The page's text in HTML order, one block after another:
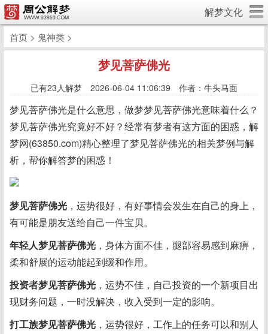
解梦文化
首页 > 鬼神类 >
梦见菩萨佛光
已有23人解梦 2026-06-04 11:06:39 作者：牛头马面
梦见菩萨佛光是什么意思，做梦梦见菩萨佛光意味着什么？
梦见菩萨佛光究竟好不好？经常有梦者有这方面的困惑，解
梦网(63850.com)精心整理了梦见菩萨佛光的相关梦例与解
析，帮你解答梦的困惑！
梦见菩萨佛光 ，运势很好，有好事情会发生在自己的身上，
有可能是朋友送给自己一件宝贝。
年轻人梦见菩萨佛光 ，身体方面不佳，腿部容易感到麻痹，
柔和舒展的运动能起到缓和作用。
投资者梦见菩萨佛光 ，运势不佳，自己投资的一个新项目出
现财务问题，一时没解决，收入受到一定的影响。
打工族梦见菩萨佛光 ，运势很好，工作上的任务可以和别人